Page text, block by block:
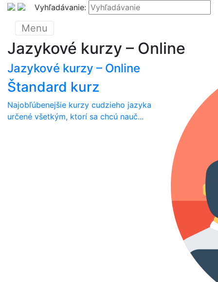
Vyhľadávanie:
Menu
Jazykové kurzy – Online
Jazykové kurzy – Online
Štandard kurz
Najobľúbenejšie kurzy cudzieho jazyka
určené všetkým, ktorí sa chcú nauč...